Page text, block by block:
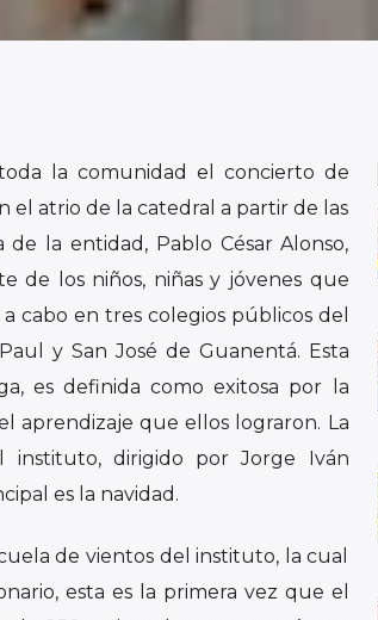
la comunidad el concierto de
el atrio de la catedral a partir de las
de la entidad, Pablo César Alonso,
de los niños, niñas y jóvenes que
cabo en tres colegios públicos del
y San José de Guanentá. Esta
es definida como exitosa por la
aprendizaje que ellos lograron. La
dirigido por Jorge Iván
es la navidad.
de vientos del instituto, la cual
esta es la primera vez que el